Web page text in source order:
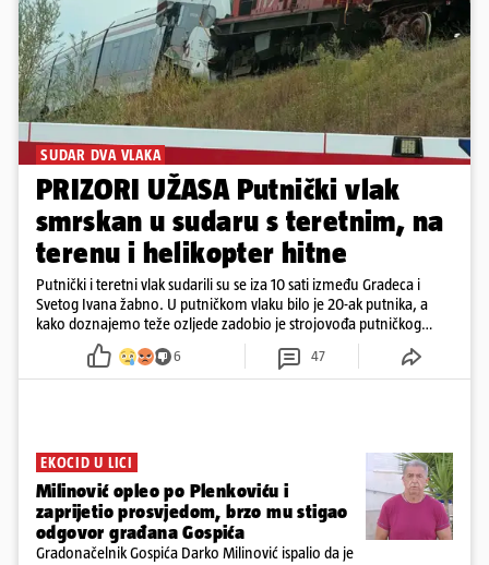
SUDAR DVA VLAKA
PRIZORI UŽASA Putnički vlak
smrskan u sudaru s teretnim, na
terenu i helikopter hitne
Putnički i teretni vlak sudarili su se iza 10 sati između Gradeca i
Svetog Ivana žabno. U putničkom vlaku bilo je 20-ak putnika, a
kako doznajemo teže ozljede zadobio je strojovođa putničkog
vlaka. Zatvoren je promet, a fotoreporteri Prigorskog objavili su
prve snimke s mjesta sudara
6 47
EKOCID U LICI
Milinović opleo po Plenkoviću i
zaprijetio prosvjedom, brzo mu stigao
odgovor građana Gospića
Gradonačelnik Gospića Darko Milinović ispalio da je